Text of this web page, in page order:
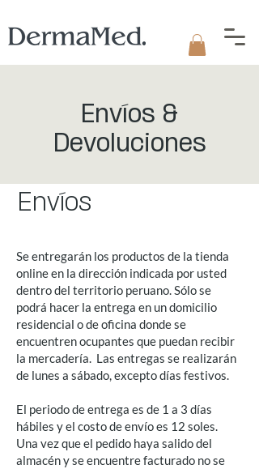
Envíos &
Devoluciones
Envíos
Se entregarán los productos de la tienda
online en la dirección indicada por usted
dentro del territorio peruano. Sólo se
podrá hacer la entrega en un domicilio
residencial o de oficina donde se
encuentren ocupantes que puedan recibir
la mercadería. Las entregas se realizarán
de lunes a sábado, excepto días festivos.
El periodo de entrega es de 1 a 3 días
hábiles y el costo de envío es 12 soles.
Una vez que el pedido haya salido del
almacén y se encuentre facturado no se